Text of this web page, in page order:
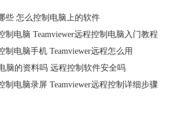
新体验，点此获取TeamViewer授权
片另存为截屏。通过单击删除按钮，可删除所有
示/隐藏所有先前的图画，并允许/拒绝参加者画
画图模式，并允许您以常规方式控制计算机。右
些 怎么控制电脑上的软件
制电脑 Teamviewer远程控制电脑入门教程
制电脑手机 Teamviewer远程怎么用
脑的资料吗 远程控制软件安全吗
制电脑录屏 Teamviewer远程控制详细步骤